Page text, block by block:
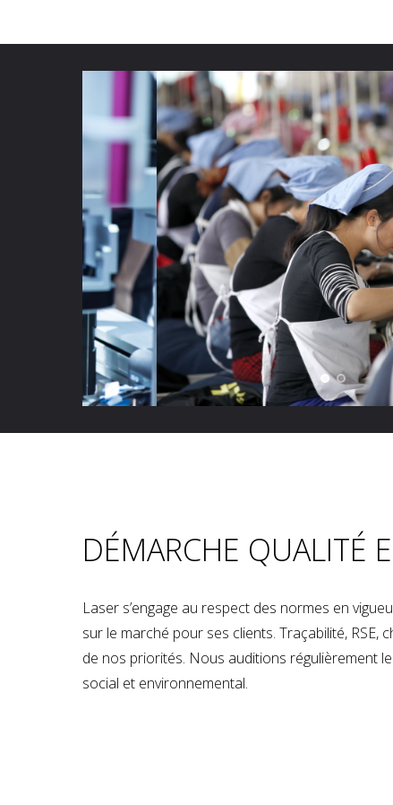
DÉMARCHE QUALITÉ
Laser s’engage au respect des normes en
sur le marché pour ses clients. Traçabilité,
de nos priorités. Nous auditions régulièrement
social et environnemental.